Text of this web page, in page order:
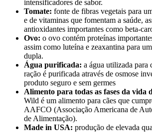
intensificadores de sabor.
Tomate: fonte de fibras vegetais para
e de vitaminas que fomentam a saúde,
antioxidantes importantes como beta-
Ovo: o ovo contém proteínas
assim como luteína e zeaxantina para
dupla.
Água purificada: a água utilizada para
ração é purificada através de osmose
produto seguro e sem germes
Alimento para todas as fases da vida
Wild é um alimento para cães que
AAFCO (Associação Americana de
de Alimentação).
Made in USA: produção de elevada